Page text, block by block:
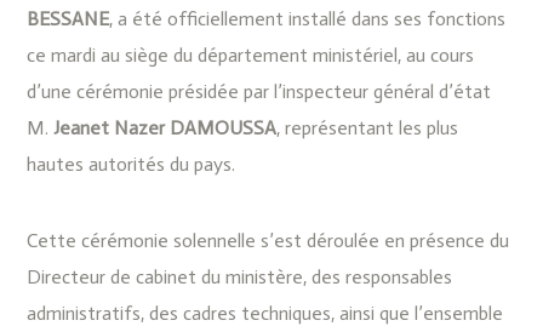
BESSANE, a été officiellement installé dans ses fonctions
ce mardi au siège du département ministériel, au cours
d’une cérémonie présidée par l’inspecteur général d’état
M.Jeanet Nazer DAMOUSSA, représentant les plus
hautes autorités du pays.
Cette cérémonie solennelle s’est déroulée en présence du
Directeur de cabinet du ministère, des responsables
administratifs, des cadres techniques, ainsi que l’ensemble